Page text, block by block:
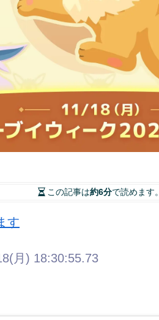
この記事は約6分で読めます。
す
月) 18:30:55.73